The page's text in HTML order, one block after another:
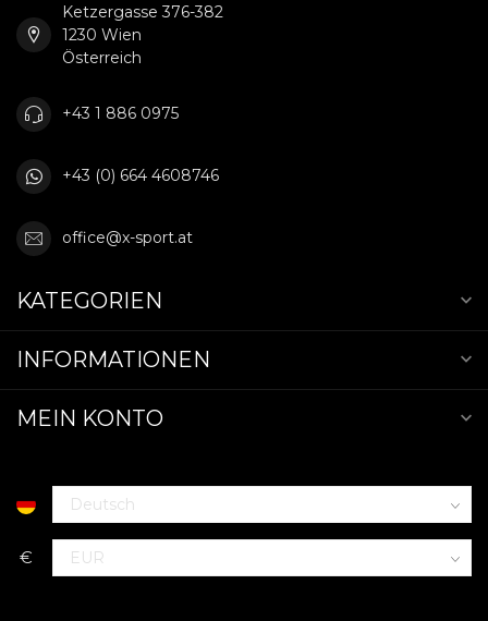
Ketzergasse 376-382
1230 Wien
Österreich
+43 1 886 0975
+43 (0) 664 4608746
office@x-sport.at
KATEGORIEN
INFORMATIONEN
MEIN KONTO
€